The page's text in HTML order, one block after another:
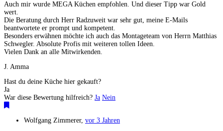
Auch mir wurde MEGA Küchen empfohlen. Und dieser Tipp war Gold
wert.
Die Beratung durch Herr Radzuweit war sehr gut, meine E-Mails
beantwortete er prompt und kompetent.
Besonders erwähnen möchte ich auch das Montageteam von Herrn Matthias
Schwegler. Absolute Profis mit weiteren tollen Ideen.
Vielen Dank an alle Mitwirkenden.
J. Amma
Hast du deine Küche hier gekauft?
Ja
War diese Bewertung hilfreich? Ja Nein
Wolfgang Zimmerer, vor 3 Jahren